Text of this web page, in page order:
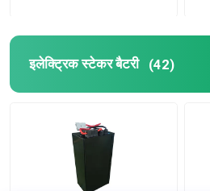
इलेक्ट्रिक स्टेकर बैटरी (42)